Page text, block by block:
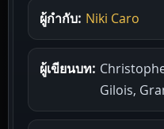
ผู้กำกับ: Niki Caro
ผู้เขียนบท:
Gilois,